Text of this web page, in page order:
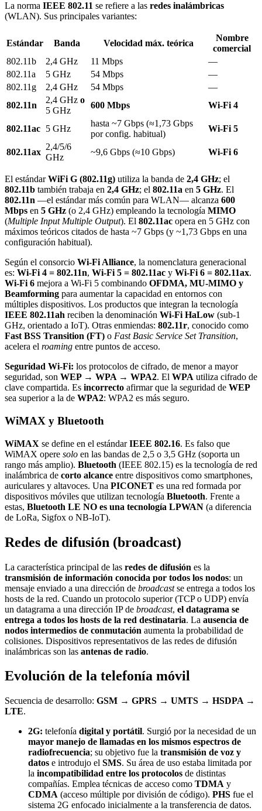
La norma IEEE 802.11 se refiere a las redes inalámbricas
(WLAN). Sus principales variantes:
Estándar Banda Velocidad máx. teórica
Nombre
comercial
802.11b
2,4 GHz 11 Mbps
—
802.11a
5 GHz 54 Mbps
—
802.11g
2,4 GHz 54 Mbps
—
802.11n
2,4 GHz o
5 GHz
600 Mbps Wi-Fi 4
802.11ac 5 GHz
hasta ~7 Gbps (≈1,73 Gbps
por config. habitual)
Wi-Fi 5
802.11ax
2,4/5/6
GHz
~9,6 Gbps (≈10 Gbps) Wi-Fi 6
El estándarWiFi G (802.11g) utiliza la banda de 2,4 GHz; el
802.11b también trabaja en 2,4 GHz; el 802.11a en 5 GHz. El
802.11n —el estándar más común para WLAN— alcanza 600
Mbps en 5 GHz (o 2,4 GHz) empleando la tecnología MIMO
(Multiple Input Multiple Output). El 802.11ac opera en 5 GHz con
máximos teóricos citados de hasta ~7 Gbps (y ~1,73 Gbps en una
configuración habitual).
Según el consorcio Wi-Fi Alliance, la nomenclatura generacional
es: Wi-Fi 4 = 802.11n, Wi-Fi 5 = 802.11ac y Wi-Fi 6 = 802.11ax.
Wi-Fi 6 mejora a Wi-Fi 5 combinando OFDMA, MU-MIMO y
Beamforming para aumentar la capacidad en entornos con
múltiples dispositivos. Los productos que integran la tecnología
IEEE 802.11ah reciben la denominación Wi-Fi HaLow (sub-1
GHz, orientado a IoT). Otras enmiendas: 802.11r, conocido como
Fast BSS Transition (FT) o Fast Basic Service Set Transition,
acelera el roaming entre puntos de acceso.
Seguridad Wi-Fi: los protocolos de cifrado, de menor a mayor
seguridad, son WEP → WPA → WPA2. El WPA utiliza cifrado de
clave compartida. Es incorrecto afirmar que la seguridad de WEP
sea superior a la de WPA2: WPA2 es más seguro.
WiMAX y Bluetooth
WiMAX se define en el estándarIEEE 802.16. Es falso que
WiMAX opere solo en las bandas de 2,5 o 3,5 GHz (soporta un
rango más amplio). Bluetooth (IEEE 802.15) es la tecnología de red
inalámbrica de corto alcance entre dispositivos como smartphones,
auriculares y altavoces. Una PICONET es una red formada por
dispositivos móviles que utilizan tecnología Bluetooth. Frente a
estas, Bluetooth LE NO es una tecnología LPWAN (a diferencia
de LoRa, Sigfox o NB-IoT).
Redes de difusión (broadcast)
La característica principal de las redes de difusión es la
transmisión de información conocida por todos los nodos: un
mensaje enviado a una dirección de broadcastse entrega a todos los
hosts de la red. Cuando un protocolo superior (TCP o UDP) envía
un datagrama a una dirección IP de broadcast, el datagrama se
entrega a todos los hosts de la red destinataria. La ausencia de
nodos intermedios de conmutación aumenta la probabilidad de
colisiones. Dispositivos representativos de las redes de difusión
inalámbricas son las antenas de radio.
Evolución de la telefonía móvil
Secuencia de desarrollo: GSM → GPRS → UMTS → HSDPA →
LTE.
2G: telefonía digital y portátil. Surgió por la necesidad de un
mayor manejo de llamadas en los mismos espectros de
radiofrecuencia; su objetivo fue la transmisión de voz y
datos e introdujo el SMS. Su área de uso estaba limitada por
la incompatibilidad entre los protocolos de distintas
compañías. Emplea técnicas de acceso como TDMA y
CDMA (acceso múltiple por división de código). PHS fue el
sistema 2G enfocado inicialmente a la transferencia de datos.